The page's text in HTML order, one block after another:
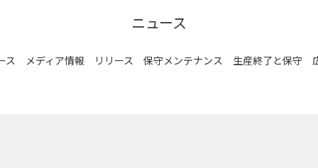
ニュース
ス メディア情報 リリース 保守メンテナンス 生産終了と保守